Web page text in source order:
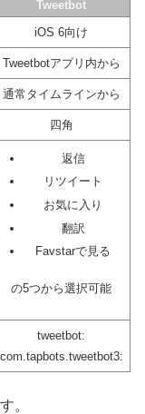
Tweetbot
iOS 6向け
Tweetbotアプリ内から
通常タイムラインから
四角
返信
リツイート
お気に入り
翻訳
Favstarで見る
の5つから選択可能
tweetbot:
com.tapbots.tweetbot3:
。